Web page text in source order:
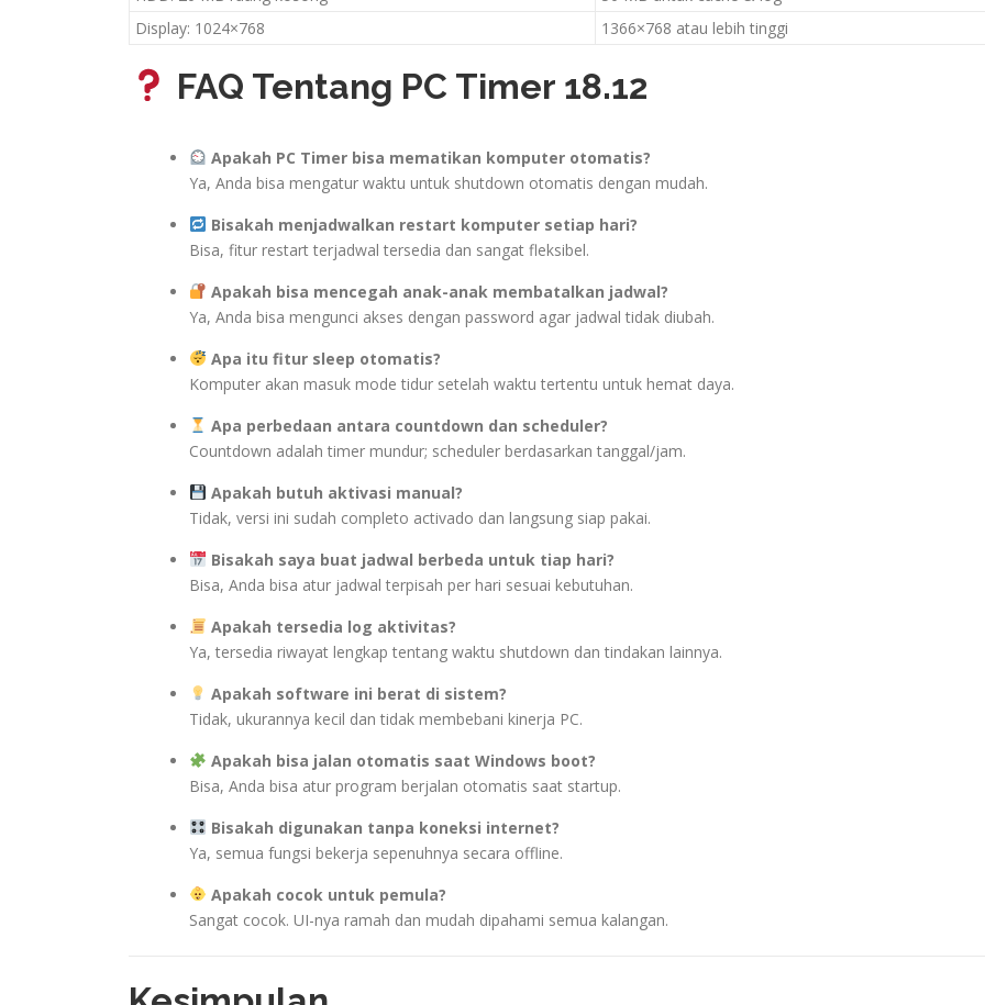
Display: 1024×768
1366×768 atau lebih tinggi
FAQ Tentang PC Timer 18.12
Apakah PC Timer bisa mematikan komputer otomatis?
Ya, Anda bisa mengatur waktu untuk shutdown otomatis dengan mudah.
Bisakah menjadwalkan restart komputer setiap hari?
Bisa, fitur restart terjadwal tersedia dan sangat fleksibel.
Apakah bisa mencegah anak-anak membatalkan jadwal?
Ya, Anda bisa mengunci akses dengan password agar jadwal tidak diubah.
Apa itu fitur sleep otomatis?
Komputer akan masuk mode tidur setelah waktu tertentu untuk hemat daya.
Apa perbedaan antara countdown dan scheduler?
Countdown adalah timer mundur; scheduler berdasarkan tanggal/jam.
Apakah butuh aktivasi manual?
Tidak, versi ini sudah completo activado dan langsung siap pakai.
Bisakah saya buat jadwal berbeda untuk tiap hari?
Bisa, Anda bisa atur jadwal terpisah per hari sesuai kebutuhan.
Apakah tersedia log aktivitas?
Ya, tersedia riwayat lengkap tentang waktu shutdown dan tindakan lainnya.
Apakah software ini berat di sistem?
Tidak, ukurannya kecil dan tidak membebani kinerja PC.
Apakah bisa jalan otomatis saat Windows boot?
Bisa, Anda bisa atur program berjalan otomatis saat startup.
Bisakah digunakan tanpa koneksi internet?
Ya, semua fungsi bekerja sepenuhnya secara offline.
Apakah cocok untuk pemula?
Sangat cocok. UI-nya ramah dan mudah dipahami semua kalangan.